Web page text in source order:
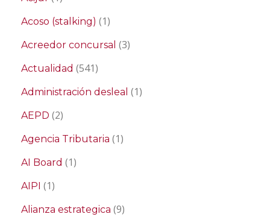
Acoso (stalking) (1)
Acreedor concursal (3)
Actualidad (541)
Administración desleal (1)
AEPD (2)
Agencia Tributaria (1)
AI Board (1)
AIPI (1)
Alianza estrategica (9)